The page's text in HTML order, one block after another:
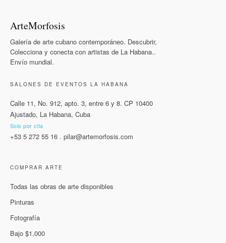
ArteMorfosis
Galería de arte cubano contemporáneo. Descubrir,
Colecciona y conecta con artistas de La Habana..
Envío mundial.
SALONES DE EVENTOS LA HABANA
Calle 11, No. 912, apto. 3, entre 6 y 8. CP 10400
Ajustado, La Habana, Cuba
Solo por cita
+53 5 272 55 16 . pilar@artemorfosis.com
COMPRAR ARTE
Todas las obras de arte disponibles
Pinturas
Fotografía
Bajo $1,000